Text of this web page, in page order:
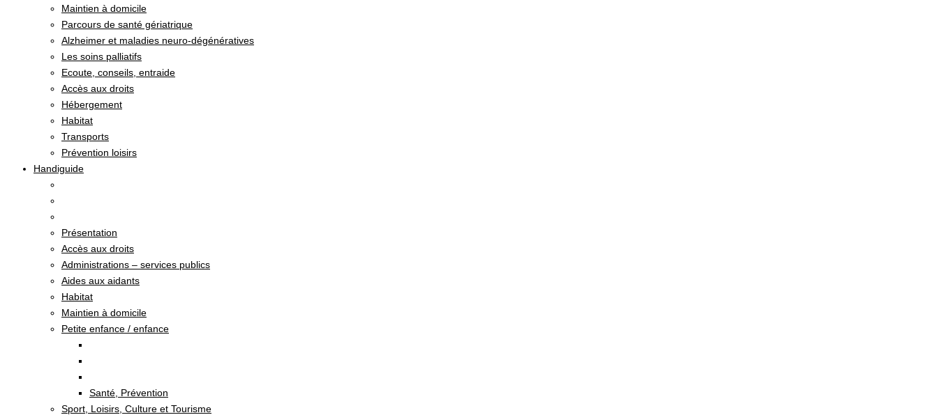
Maintien à domicile
Parcours de santé gériatrique
Alzheimer et maladies neuro-dégénératives
Les soins palliatifs
Ecoute, conseils, entraide
Accès aux droits
Hébergement
Habitat
Transports
Prévention loisirs
Handiguide
Présentation
Accès aux droits
Administrations – services publics
Aides aux aidants
Habitat
Maintien à domicile
Petite enfance / enfance
Santé, Prévention
Sport, Loisirs, Culture et Tourisme